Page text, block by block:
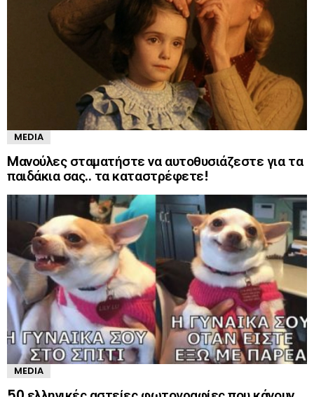
MEDIA
Mανούλες σταματήστε να αυτοθυσιάζεστε για τα
παιδάκια σας.. τα καταστρέφετε!
MEDIA